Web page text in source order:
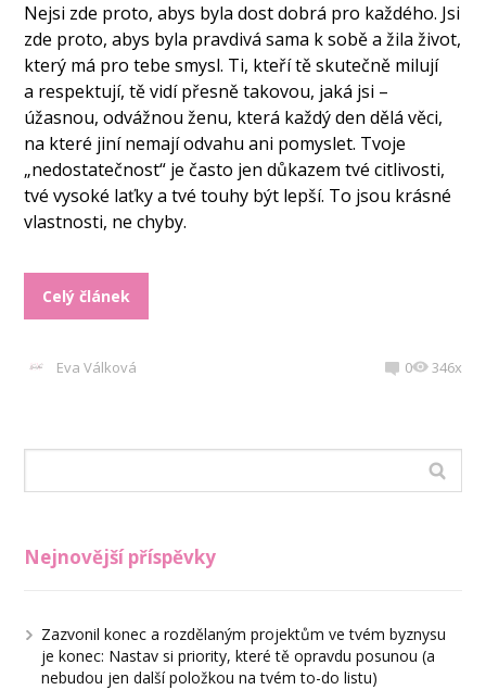
Nejsi zde proto, abys byla dost dobrá pro každého. Jsi
zde proto, abys byla pravdivá sama k sobě a žila život,
který má pro tebe smysl. Ti, kteří tě skutečně milují
a respektují, tě vidí přesně takovou, jaká jsi –
úžasnou, odvážnou ženu, která každý den dělá věci,
na které jiní nemají odvahu ani pomyslet. Tvoje
„nedostatečnost“ je často jen důkazem tvé citlivosti,
tvé vysoké laťky a tvé touhy být lepší. To jsou krásné
vlastnosti, ne chyby.
Celý článek
Eva Válková 0 346x
Nejnovější příspěvky
Zazvonil konec a rozdělaným projektům ve tvém byznysu
je konec: Nastav si priority, které tě opravdu posunou (a
nebudou jen další položkou na tvém to-do listu)